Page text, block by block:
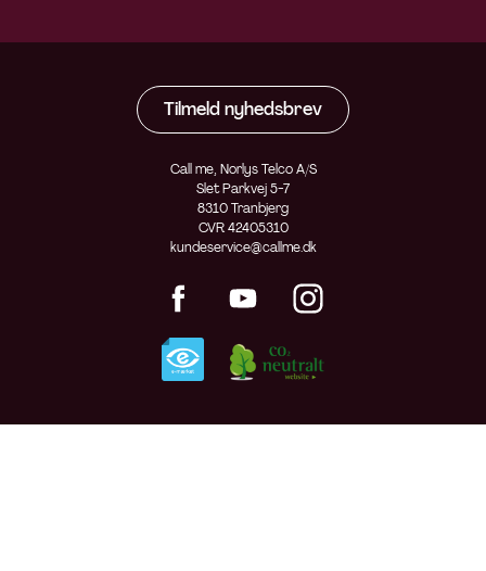
Tilmeld nyhedsbrev
Call me, Norlys Telco A/S
Slet Parkvej 5-7
8310 Tranbjerg
CVR 42405310
kundeservice@callme.dk